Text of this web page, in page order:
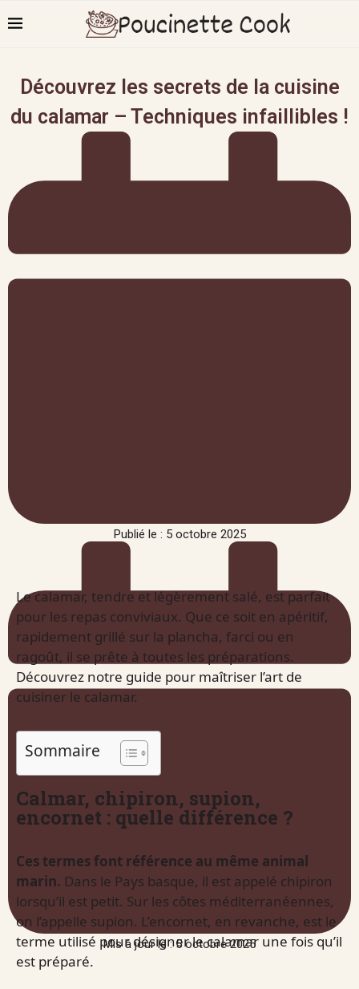
Découvrez les secrets de la cuisine
du calamar – Techniques infaillibles !
Publié le : 5 octobre 2025
Mis à jour le : 5 octobre 2025
Le calamar, tendre et légèrement salé, est parfait
pour les repas conviviaux. Que ce soit en apéritif,
rapidement grillé sur la plancha, farci ou en
ragoût, il se prête à toutes les préparations.
Découvrez notre guide pour maîtriser l’art de
cuisiner le calamar.
Sommaire
Calmar, chipiron, supion,
encornet : quelle différence ?
Ces termes font référence au même animal
marin. Dans le Pays basque, il est appelé chipiron
lorsqu’il est petit. Sur les côtes méditerranéennes,
on l’appelle supion. L’encornet, en revanche, est le
terme utilisé pour désigner le calamar une fois qu’il
est préparé.